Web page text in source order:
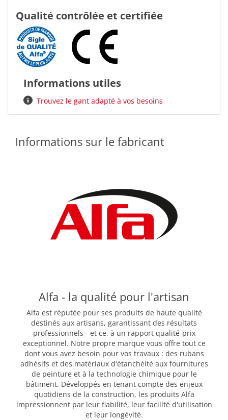
Qualité contrôlée et certifiée
Informations utiles
Trouvez le gant adapté à vos besoins
Informations sur le fabricant
Alfa - la qualité pour l'artisan
Alfa est réputée pour ses produits de haute qualité
destinés aux artisans, garantissant des résultats
professionnels - et ce, à un rapport qualité-prix
exceptionnel. Notre propre marque vous offre tout ce
dont vous avez besoin pour vos travaux : des rubans
adhésifs et des matériaux d'étanchéité aux fournitures
de peinture et à la technologie chimique pour le
bâtiment. Développés en tenant compte des enjeux
quotidiens de la construction, les produits Alfa
impressionnent par leur fiabilité, leur facilité d'utilisation
et leur longévité.